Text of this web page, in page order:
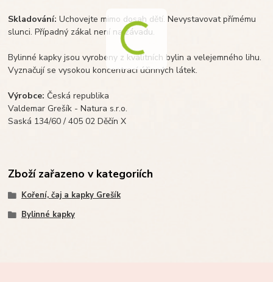
Skladování: Uchovejte mimo dosah dětí. Nevystavovat přímému
slunci. Případný zákal není na závadu.
Bylinné kapky jsou vyrobeny z kvalitních bylin a velejemného lihu.
Vyznačují se vysokou koncentrací účinných látek.
Výrobce: Česká republika
Valdemar Grešík - Natura s.r.o.
Saská 134/60 / 405 02 Děčín X
Zboží zařazeno v kategoriích
Koření, čaj a kapky Grešík
Bylinné kapky